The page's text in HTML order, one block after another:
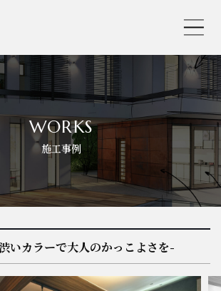
すめ仕様WORKS
施工事例
いカラーで大人のかっこよさを-